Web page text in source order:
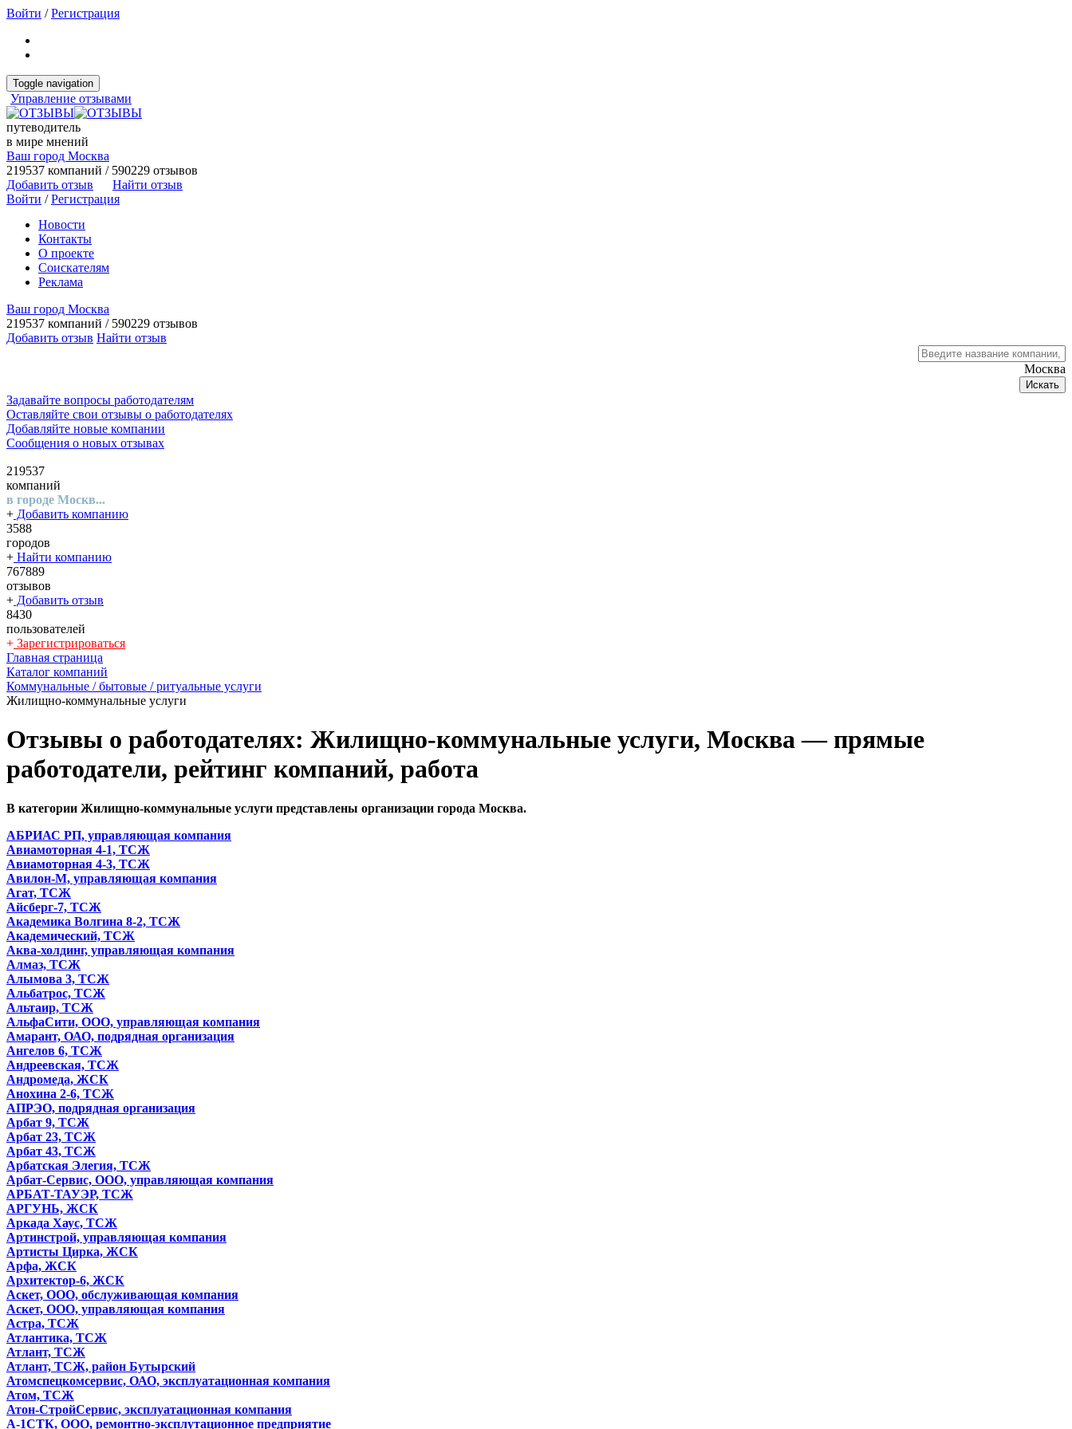
Войти /Регистрация
Toggle navigation
Управление отзывами
путеводитель
в мире мнений
Ваш город Москва
219537 компаний / 590229 отзывов
Добавить отзыв
Найти отзыв
Войти /Регистрация
Новости
Контакты
О проекте
Соискателям
Реклама
Ваш город Москва
219537 компаний / 590229 отзывов
Добавить отзыв Найти отзыв
Москва
Искать
Задавайте вопросы работодателям
Оставляйте свои отзывы о работодателях
Добавляйте новые компании
Сообщения о новых отзывах
219537
компаний
в городе Москв...
+ Добавить компанию
3588
городов
+ Найти компанию
767889
отзывов
+ Добавить отзыв
8430
пользователей
+ Зарегистрироваться
Главная страница
Каталог компаний
Коммунальные / бытовые / ритуальные услуги
Жилищно-коммунальные услуги
Отзывы о работодателях: Жилищно-коммунальные услуги, Москва — прямые
работодатели, рейтинг компаний, работа
В категории Жилищно-коммунальные услуги представлены организации города Москва.
АБРИАС РП, управляющая компания
Авиамоторная 4-1, ТСЖ
Авиамоторная 4-3, ТСЖ
Авилон-М, управляющая компания
Агат, ТСЖ
Айсберг-7, ТСЖ
Академика Волгина 8-2, ТСЖ
Академический, ТСЖ
Аква-холдинг, управляющая компания
Алмаз, ТСЖ
Алымова 3, ТСЖ
Альбатрос, ТСЖ
Альтаир, ТСЖ
АльфаСити, ООО, управляющая компания
Амарант, ОАО, подрядная организация
Ангелов 6, ТСЖ
Андреевская, ТСЖ
Андромеда, ЖСК
Анохина 2-6, ТСЖ
АПРЭО, подрядная организация
Арбат 9, ТСЖ
Арбат 23, ТСЖ
Арбат 43, ТСЖ
Арбатская Элегия, ТСЖ
Арбат-Сервис, ООО, управляющая компания
АРБАТ-ТАУЭР, ТСЖ
АРГУНЬ, ЖСК
Аркада Хаус, ТСЖ
Артинстрой, управляющая компания
Артисты Цирка, ЖСК
Арфа, ЖСК
Архитектор-6, ЖСК
Аскет, ООО, обслуживающая компания
Аскет, ООО, управляющая компания
Астра, ТСЖ
Атлантика, ТСЖ
Атлант, ТСЖ
Атлант, ТСЖ, район Бутырский
Атомспецкомсервис, ОАО, эксплуатационная компания
Атом, ТСЖ
Атон-СтройСервис, эксплуатационная компания
А-1СТК, ООО, ремонтно-эксплутационное предприятие